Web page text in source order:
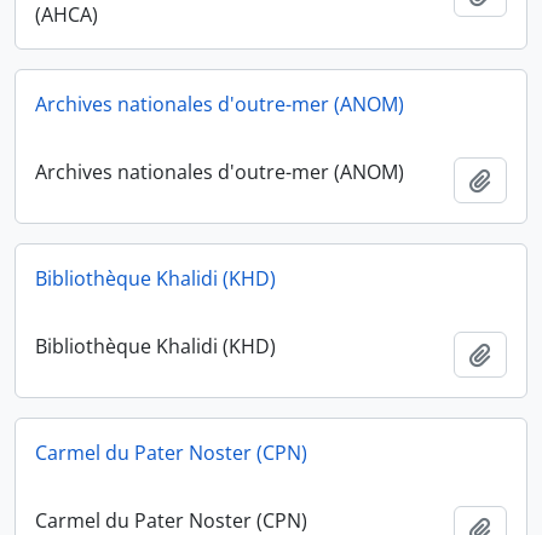
(AHCA)
Archives nationales d'outre-mer (ANOM)
Archives nationales d'outre-mer (ANOM)
Bibliothèque Khalidi (KHD)
Bibliothèque Khalidi (KHD)
Carmel du Pater Noster (CPN)
Carmel du Pater Noster (CPN)